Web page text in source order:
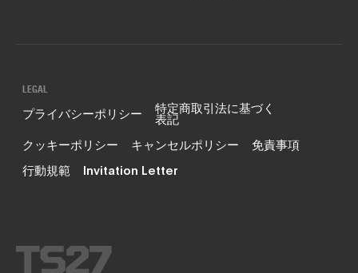
LEGAL
プライバシーポリシー 特定商取引法に基づく
表記
クッキーポリシー
キャンセルポリシー
免責事項
行動規範
Invitation Letter